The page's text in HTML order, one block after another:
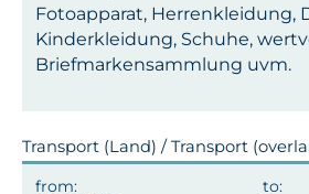
Fotoapparat, Herrenkleidung,
Kinderkleidung, Schuhe,
Briefmarkensammlung uvm.
Transport (Land) / Transport